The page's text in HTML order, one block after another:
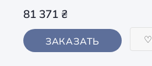
81 371 ₴
ЗАКАЗАТЬ